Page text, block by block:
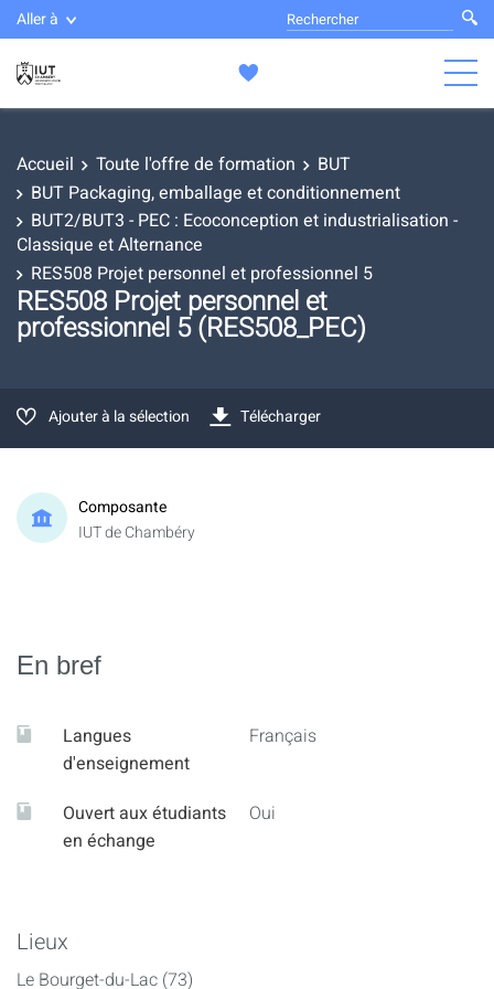
Aller à
Accueil Toute l'offre de formation
BUT
BUT Packaging, emballage et conditionnement
BUT2/BUT3 - PEC : Ecoconception et industrialisation -
Classique et Alternance
RES508 Projet personnel et professionnel 5
RES508 Projet personnel et
professionnel 5 (RES508_PEC)
Ajouter à la sélection Télécharger
Composante
IUT de Chambéry
En bref
Langues
d'enseignement
Français
Ouvert aux étudiants
en échange
Oui
Lieux
Le Bourget-du-Lac (73)